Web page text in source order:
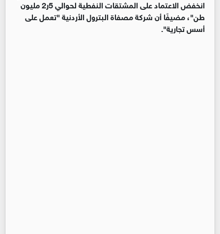
انخفض الاعتماد على المشتقات النفطية لحوالي 5ر2 مليون
طن"، مضيفًا أن شركة مصفاة البترول الأردنية "تعمل على
أسس تجارية".